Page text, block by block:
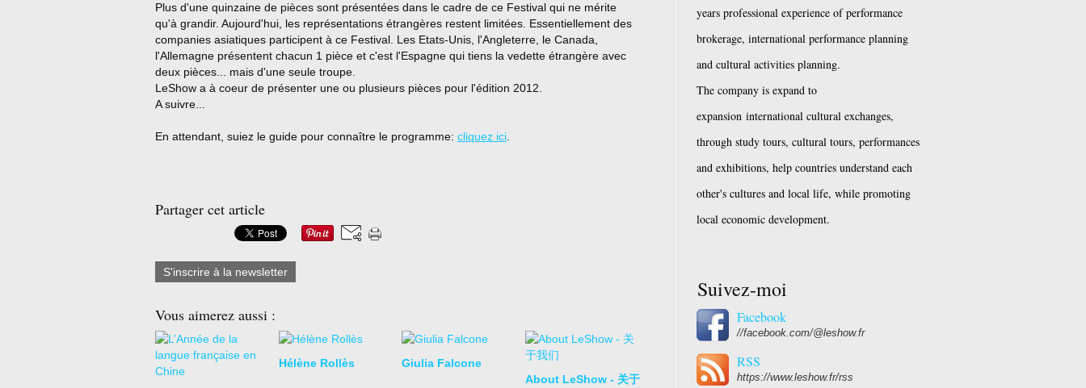
Plus d'une quinzaine de pièces sont présentées dans le cadre de ce Festival qui ne mérite
qu'à grandir. Aujourd'hui, les représentations étrangères restent limitées. Essentiellement des
companies asiatiques participent à ce Festival. Les Etats-Unis, l'Angleterre, le Canada,
l'Allemagne présentent chacun 1 pièce et c'est l'Espagne qui tiens la vedette étrangère avec
deux pièces... mais d'une seule troupe.
LeShow a à coeur de présenter une ou plusieurs pièces pour l'édition 2012.
A suivre...
En attendant, suiez le guide pour connaître le programme: cliquez ici
Partager cet article
S'inscrire à la newsletter
Vous aimerez aussi :
Hélène Rollès
Giulia Falcone
About LeShow - 关于
years professional experience of performance
brokerage, international performance planning
and cultural activities planning.
The company is expand to
expansion international cultural exchanges,
through study tours, cultural tours, performances
and exhibitions, help countries understand each
other's cultures and local life, while promoting
local economic development.
Suivez-moi
Facebook
//facebook.com/@leshow.fr
RSS
https://www.leshow.fr/rss